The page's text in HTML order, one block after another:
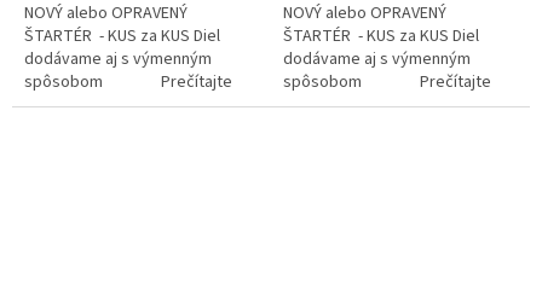
NOVÝ alebo OPRAVENÝ
ŠTARTÉR - KUS za KUS Diel
dodávame aj s výmenným
spôsobom Prečítajte
si ako funguje...
NOVÝ alebo OPRAVENÝ
ŠTARTÉR - KUS za KUS Diel
dodávame aj s výmenným
spôsobom Prečítajte
si ako funguje...